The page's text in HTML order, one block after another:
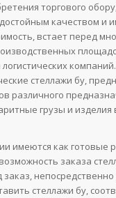
торгового
качеством и
встает перед
логистических
стеллажи бу,
различного
грузы и изделия
имеются как готовые
заказа
заказ, непосредственно
стеллажи бу,